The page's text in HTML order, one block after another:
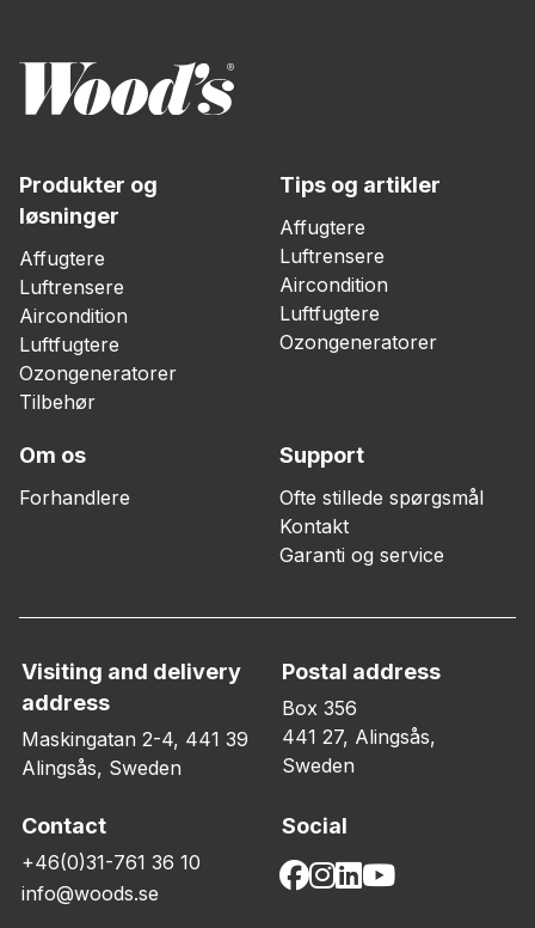
Produkter og
løsninger
Affugtere
Luftrensere
Aircondition
Luftfugtere
Ozongeneratorer
Tilbehør
Tips og artikler
Affugtere
Luftrensere
Aircondition
Luftfugtere
Ozongeneratorer
Om os
Forhandlere
Support
Ofte stillede spørgsmål
Kontakt
Garanti og service
Visiting and delivery
address
Maskingatan 2-4, 441 39
Alingsås, Sweden
Postal address
Box 356
441 27, Alingsås,
Sweden
Contact
+46(0)31-761 36 10
info@woods.se
Social